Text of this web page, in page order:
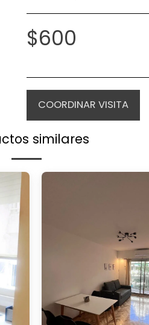
$600
COORDINAR VISITA
similares